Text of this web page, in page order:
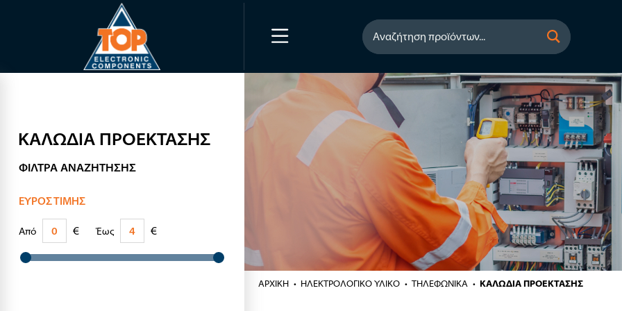
Αναζήτηση προϊόντων...
ΑΡΧΙΚΉ ΗΛΕΚΤΡΟΛΟΓΙΚΟ ΥΛΙΚΟ ΤΗΛΕΦΩΝΙΚΑ ΚΑΛΩΔΙΑ ΠΡΟΕΚΤΑΣΗΣ
ΚΑΛΩΔΙΑ ΠΡΟΕΚΤΑΣΗΣ
ΦΊΛΤΡΑ ΑΝΑΖΉΤΗΣΗΣ
ΕΎΡΟΣ ΤΙΜΉΣ
Από € Έως €